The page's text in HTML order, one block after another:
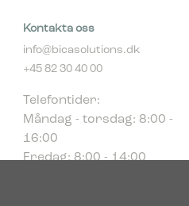
+45 82 30 40 00